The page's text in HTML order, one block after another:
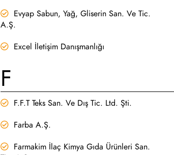
Evyap Sabun, Yağ, Gliserin San. Ve Tic.
A.Ş.
Excel İletişim Danışmanlığı
F
F.F.T Teks San. Ve Dış Tic. Ltd. Şti.
Farba A.Ş.
Farmakim İlaç Kimya Gıda Ürünleri San.